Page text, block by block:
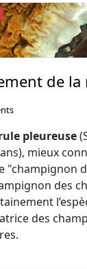
de la
pleureuse
mieux
"champignon
des
des